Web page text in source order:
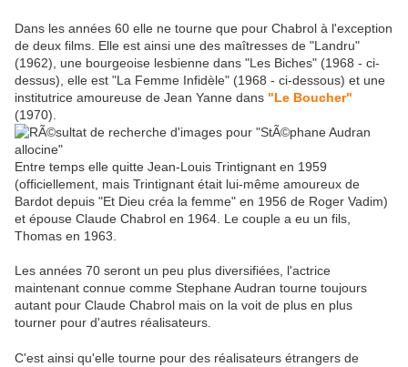
Dans les années 60 elle ne tourne que pour Chabrol à l'exception
de deux films. Elle est ainsi une des maîtresses de "Landru"
(1962), une bourgeoise lesbienne dans "Les Biches" (1968 - ci-
dessus), elle est "La Femme Infidèle" (1968 - ci-dessous) et une
institutrice amoureuse de Jean Yanne dans "Le Boucher"
(1970).
Entre temps elle quitte Jean-Louis Trintignant en 1959
(officiellement, mais Trintignant était lui-même amoureux de
Bardot depuis "Et Dieu créa la femme" en 1956 de Roger Vadim)
et épouse Claude Chabrol en 1964. Le couple a eu un fils,
Thomas en 1963.
Les années 70 seront un peu plus diversifiées, l'actrice
maintenant connue comme Stephane Audran tourne toujours
autant pour Claude Chabrol mais on la voit de plus en plus
tourner pour d'autres réalisateurs.
C'est ainsi qu'elle tourne pour des réalisateurs étrangers de